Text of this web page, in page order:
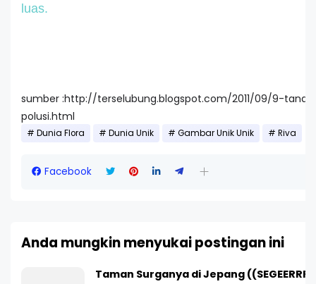
luas.
sumber :http://terselubung.blogspot.com/2011/09/9-
polusi.html
Dunia Flora Dunia Unik Gambar Unik Unik Riva
Facebook
Anda mungkin menyukai postingan ini
Taman Surganya di Jepang